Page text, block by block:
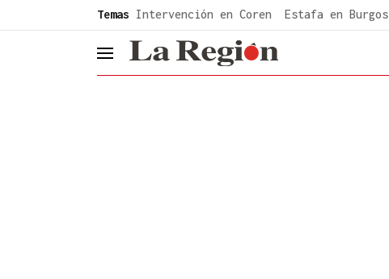
Temas Intervención en Coren Estafa en Burgos
header.menu.open